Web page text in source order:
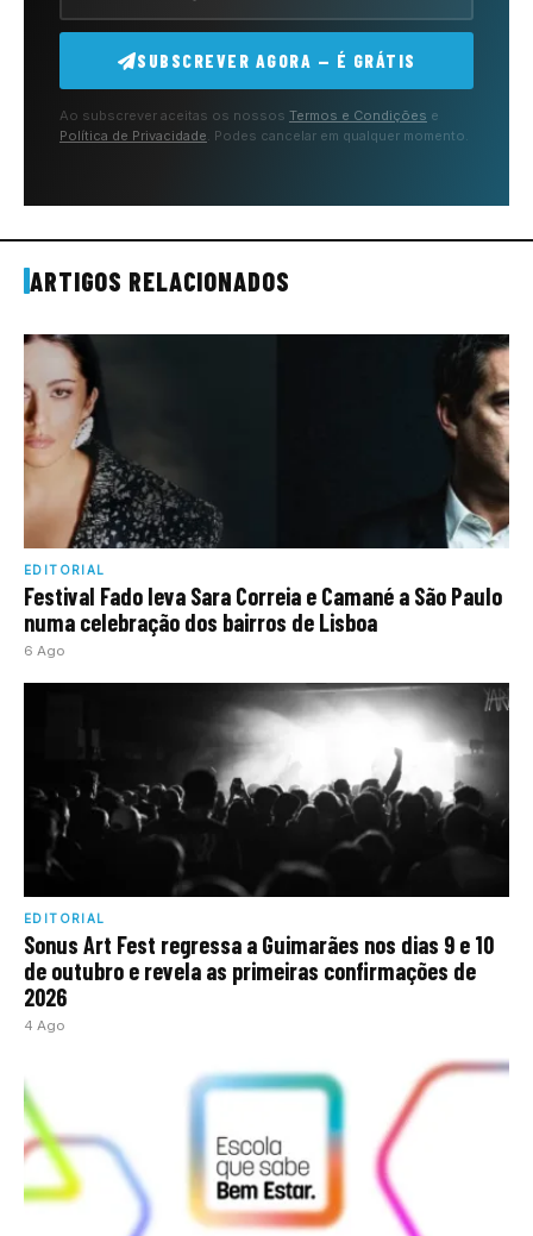
SUBSCREVER AGORA — É GRÁTIS
Ao subscrever aceitas os nossos Termos e Condições e
Política de Privacidade. Podes cancelar em qualquer momento.
ARTIGOS RELACIONADOS
EDITORIAL
Festival Fado leva Sara Correia e Camané a São Paulo
numa celebração dos bairros de Lisboa
6 Ago
EDITORIAL
Sonus Art Fest regressa a Guimarães nos dias 9 e 10
de outubro e revela as primeiras confirmações de
2026
4 Ago